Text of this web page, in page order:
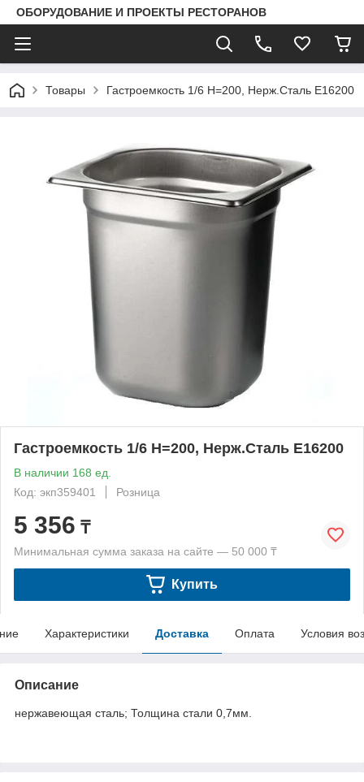
ОБОРУДОВАНИЕ И ПРОЕКТЫ РЕСТОРАНОВ
Товары Гастроемкость 1/6 Н=200, Нерж.Сталь E16200
Гастроемкость 1/6 Н=200, Нерж.Сталь E16200
В наличии 168 ед.
Код: экп359401
Розница
5 356 ₸
Минимальная сумма заказа на сайте — 50 000 ₸
Купить
Характеристики Доставка Оплата Условия
Описание
нержавеющая сталь; Толщина стали 0,7мм.